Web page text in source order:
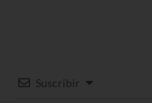
Suscribir